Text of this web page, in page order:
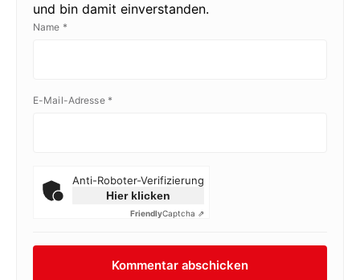
und bin damit einverstanden.
Name *
E-Mail-Adresse *
Anti-Roboter-Verifizierung
Hier klicken
FriendlyCaptcha ⇗